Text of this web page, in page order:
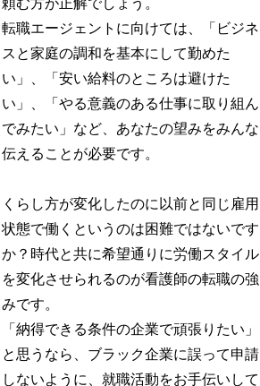
転職エージェントに向けては、「ビジネ
スと家庭の調和を基本にして勤めた
い」、「安い給料のところは避けた
い」、「やる意義のある仕事に取り組ん
でみたい」など、あなたの望みをみんな
伝えることが必要です。
くらし方が変化したのに以前と同じ雇用
状態で働くというのは困難ではないです
か？時代と共に希望通りに労働スタイル
を変化させられるのが看護師の転職の強
みです。
「納得できる条件の企業で頑張りたい」
と思うなら、ブラック企業に誤って申請
しないように、就職活動をお手伝いして